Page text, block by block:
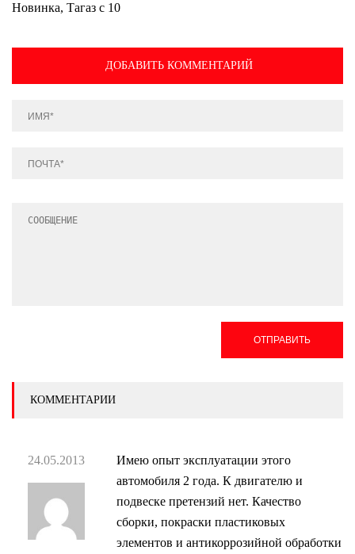
Новинка, Тагаз с 10
ДОБАВИТЬ КОММЕНТАРИЙ
ОТПРАВИТЬ
КОММЕНТАРИИ
24.05.2013
Имею опыт эксплуатации этого
автомобиля 2 года. К двигателю и
подвеске претензий нет. Качество
сборки, покраски пластиковых
элементов и антикоррозийной обработки